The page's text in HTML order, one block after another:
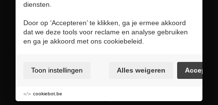
Cookie voorkeuren
diensten.
Door op ‘Accepteren’ te klikken, ga je ermee akkoord
dat we deze tools voor reclame en analyse gebruiken
en ga je akkoord met ons cookiebeleid.
Toon instellingen Alles weigeren
cookiebot.be